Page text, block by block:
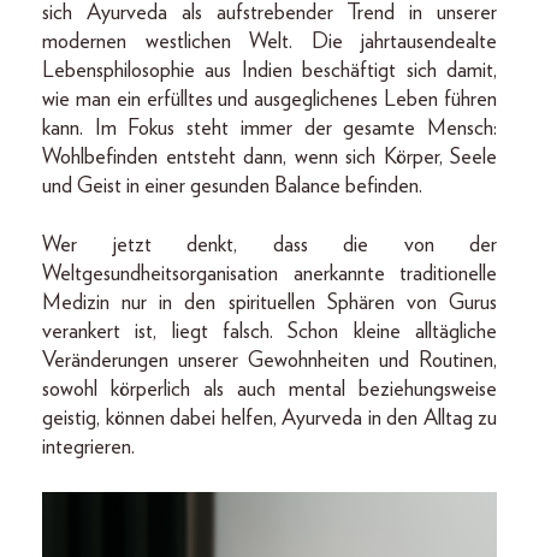
sich Ayurveda als aufstrebender Trend in unserer
modernen westlichen Welt. Die jahrtausendealte
Lebensphilosophie aus Indien beschäftigt sich damit,
wie man ein erfülltes und ausgeglichenes Leben führen
kann. Im Fokus steht immer der gesamte Mensch:
Wohlbefinden entsteht dann, wenn sich Körper, Seele
und Geist in einer gesunden Balance befinden.
Wer jetzt denkt, dass die von der
Weltgesundheitsorganisation anerkannte traditionelle
Medizin nur in den spirituellen Sphären von Gurus
verankert ist, liegt falsch. Schon kleine alltägliche
Veränderungen unserer Gewohnheiten und Routinen,
sowohl körperlich als auch mental beziehungsweise
geistig, können dabei helfen, Ayurveda in den Alltag zu
integrieren.